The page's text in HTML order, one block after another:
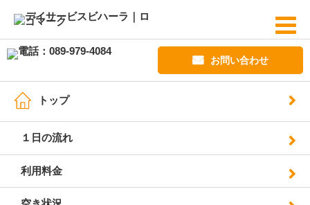
お問い合わせ
トップ
１日の流れ
利用料金